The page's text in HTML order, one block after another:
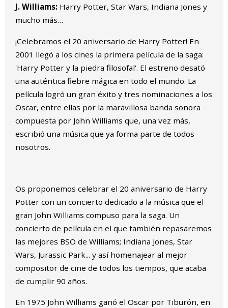
J. Williams: Harry Potter, Star Wars, Indiana Jones y
mucho más…
¡Celebramos el 20 aniversario de Harry Potter! En
2001 llegó a los cines la primera película de la saga:
'Harry Potter y la piedra filosofal'. El estreno desató
una auténtica fiebre mágica en todo el mundo. La
película logró un gran éxito y tres nominaciones a los
Oscar, entre ellas por la maravillosa banda sonora
compuesta por John Williams que, una vez más,
escribió una música que ya forma parte de todos
nosotros.
Os proponemos celebrar el 20 aniversario de Harry
Potter con un concierto dedicado a la música que el
gran John Williams compuso para la saga. Un
concierto de película en el que también repasaremos
las mejores BSO de Williams; Indiana Jones, Star
Wars, Jurassic Park... y así homenajear al mejor
compositor de cine de todos los tiempos, que acaba
de cumplir 90 años.
En 1975 John Williams ganó el Oscar por Tiburón, en